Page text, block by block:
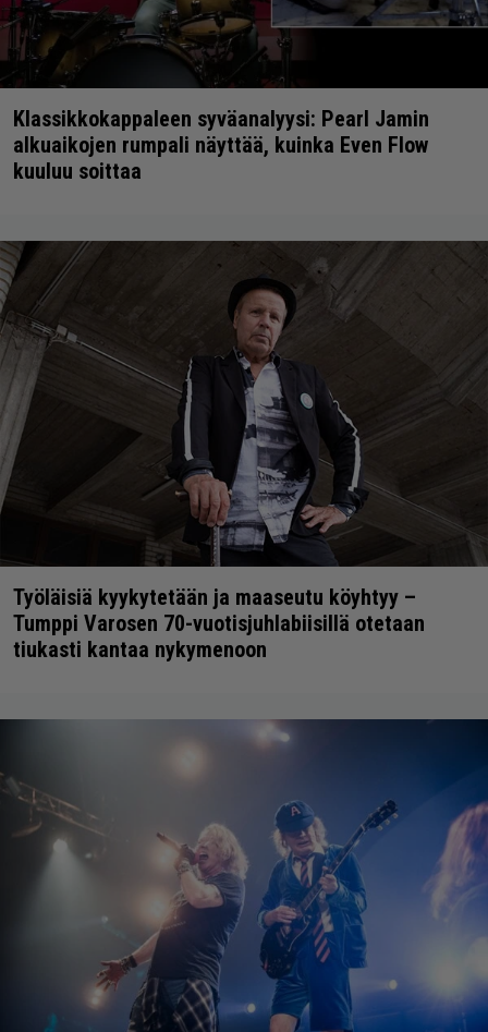
Klassikkokappaleen syväanalyysi: Pearl Jamin
alkuaikojen rumpali näyttää, kuinka Even Flow
kuuluu soittaa
Työläisiä kyykytetään ja maaseutu köyhtyy –
Tumppi Varosen 70-vuotisjuhlabiisillä otetaan
tiukasti kantaa nykymenoon